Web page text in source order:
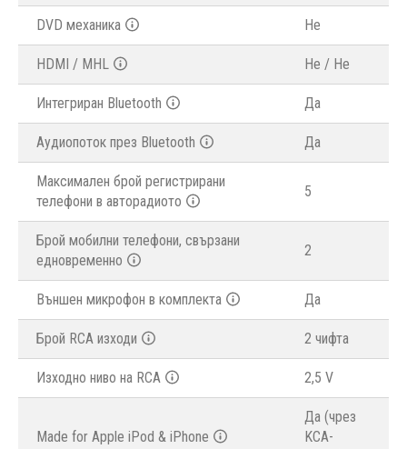
DVD механика Не
HDMI / MHL Не / Не
Интегриран Bluetooth Да
Аудиопоток през Bluetooth Да
Максимален брой регистрирани
телефони в авторадиото
5
Брой мобилни телефони, свързани
едновременно
2
Външен микрофон в комплекта Да
Брой RCA изходи 2 чифта
Изходно ниво на RCA 2,5 V
Made for Apple iPod & iPhone
Да (чрез
KCA-